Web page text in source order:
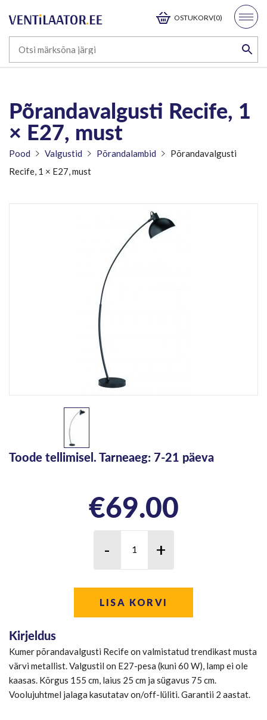
OSTUKORV(0)
Põrandavalgusti Recife, 1
× E27, must
Pood Valgustid Põrandalambid
Põrandavalgusti
Recife, 1 × E27, must
Toode tellimisel. Tarneaeg: 7-21 päeva
Kirjeldus
Kumer põrandavalgusti Recife on valmistatud trendikast musta
värvi metallist. Valgustil on E27-pesa (kuni 60 W), lamp ei ole
kaasas. Kõrgus 155 cm, laius 25 cm ja sügavus 75 cm.
Voolujuhtmel jalaga kasutatav on/off-lüliti. Garantii 2 aastat.
€69.00
LISA KORVI